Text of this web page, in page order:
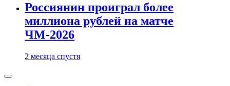
Россиянин проиграл более
миллиона рублей на матче
ЧМ-2026
2 месяца спустя